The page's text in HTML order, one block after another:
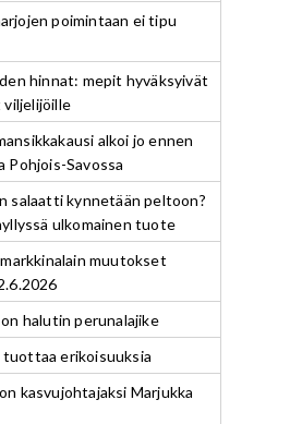
poimintaan ei tipu
hinnat: mepit hyväksyivät
alkoi jo ennen
Pohjois-Savossa
salaatti kynnetään peltoon?
ulkomainen tuote
muutokset
halutin perunalajike
tuottaa erikoisuuksia
kasvujohtajaksi Marjukka